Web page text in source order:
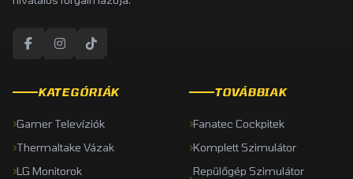
KATEGÓRIÁK
Gamer Televíziók
Thermaltake Vázak
LG Monitorok
TOVÁBBIAK
Fanatec Cockpitek
Komplett Szimulátor
Repülőgép Szimulátor